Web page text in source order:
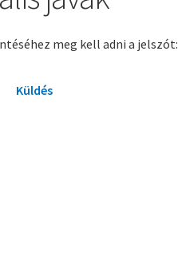
meg kell adni a jelszót: